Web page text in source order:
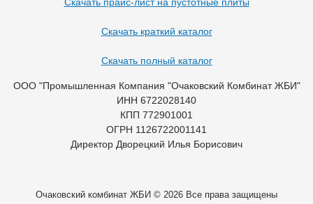
Скачать краткий каталог
Скачать полный каталог
ООО "Промышленная Компания "Очаковский Комбинат ЖБИ"
ИНН 6722028140
КПП 772901001
ОГРН 1126722001141
Директор Дворецкий Илья Борисович
Очаковский комбинат ЖБИ © 2026 Все права защищены